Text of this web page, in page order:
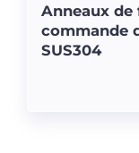
Anneaux
commande
SUS304